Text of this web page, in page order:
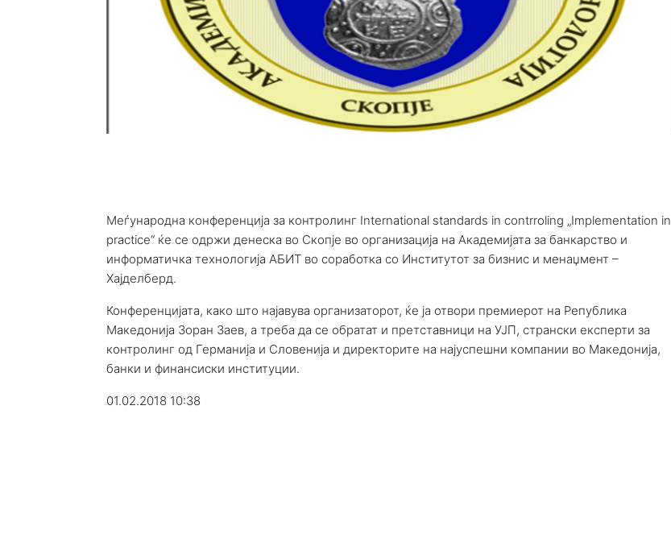
Меѓународна конференција за контролинг International standards in contrroling „Implementation in
practice“ ќе се одржи денеска во Скопје во организација на Академијата за банкарство и
информатичка технологија АБИТ во соработка со Институтот за бизнис и менаџмент –
Хајделберд.
Конференцијата, како што најавува организаторот, ќе ја отвори премиерот на Република
Македонија Зоран Заев, а треба да се обратат и претставници на УЈП, странски експерти за
контролинг од Германија и Словенија и директорите на најуспешни компании во Македонија,
банки и финансиски институции.
01.02.2018 10:38